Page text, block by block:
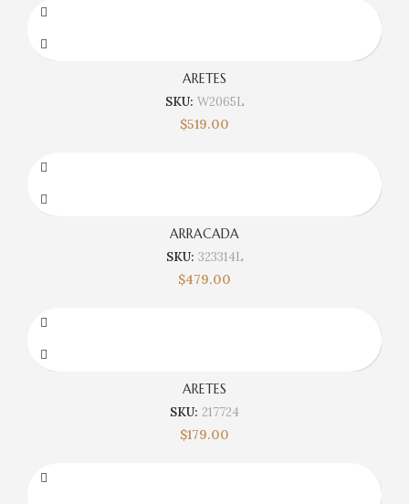
ARETES
SKU: W2065L
$519.00
ARRACADA
SKU: 323314L
$479.00
ARETES
SKU: 217724
$179.00